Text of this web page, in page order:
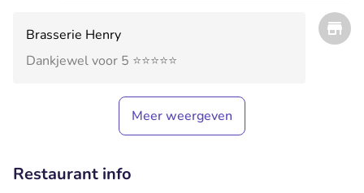
Brasserie Henry
Dankjewel voor 5 ⭐️⭐️⭐️⭐️⭐️
Meer weergeven
Restaurant info